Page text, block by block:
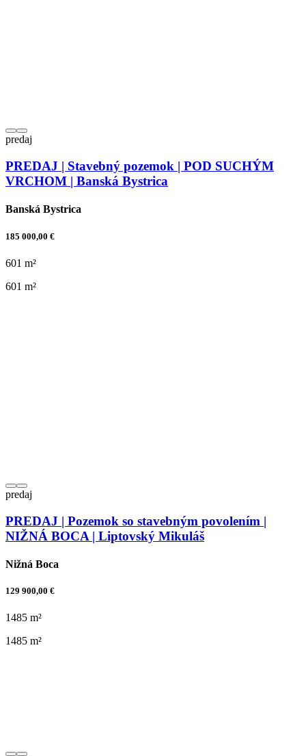
predaj
PREDAJ | Stavebný pozemok | POD SUCHÝM
VRCHOM | Banská Bystrica
Banská Bystrica
185 000,00 €
601 m²
601 m²
predaj
PREDAJ | Pozemok so stavebným povolením |
NIŽNÁ BOCA | Liptovský Mikuláš
Nižná Boca
129 900,00 €
1485 m²
1485 m²